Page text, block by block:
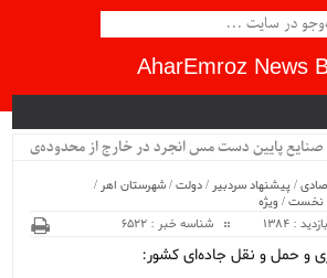
AharEmroz News
صنایع پایین دست مس انجرد در خارج از محدوده‌ی
/پیشنهاد سردبیر /دولت/شهرستان اهر /
نخست/ ویژه
بازدید : 1384 شناسه خبر : 6522
و حمل و نقل جاده‌ای کشور: